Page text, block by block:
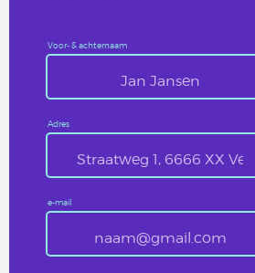
Voor- & achternaam
Adres
e-mail